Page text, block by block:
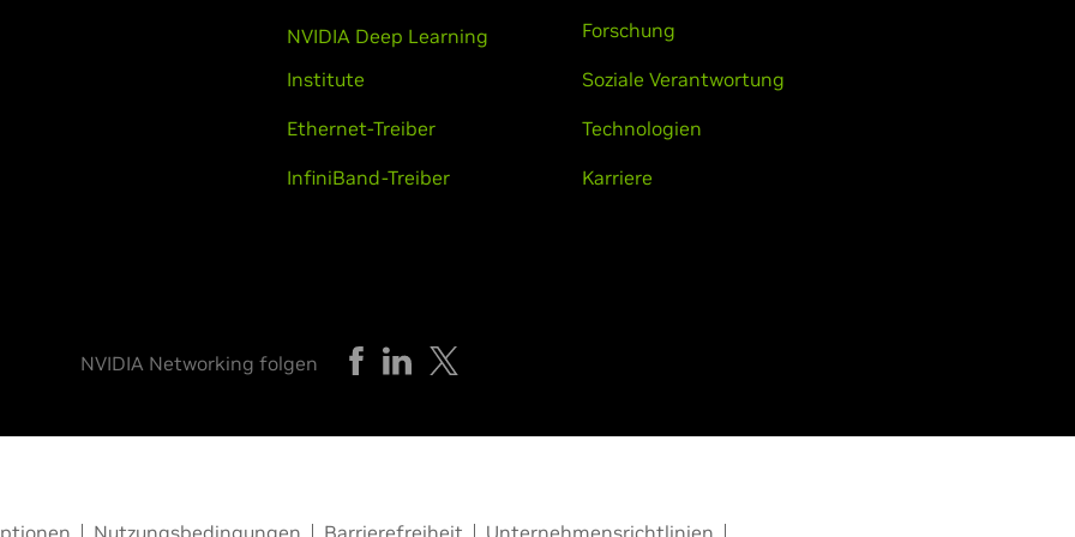
NVIDIA Deep Learning
Institute
Ethernet-Treiber
InfiniBand-Treiber
Forschung
Soziale Verantwortung
Technologien
Karriere
NVIDIA Networking folgen
Nutzungsbedingungen Barrierefreiheit Unternehmensrichtlinien